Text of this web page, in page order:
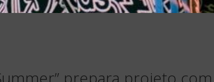
prepara projeto